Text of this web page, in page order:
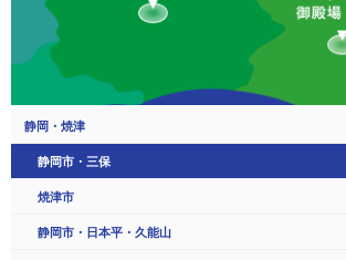
静岡・焼津
静岡市・三保
焼津市
静岡市・日本平・久能山